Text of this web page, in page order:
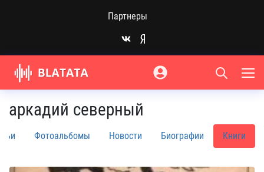
Партнеры
аркадий северный
Фотоальбомы Новости Биографии Книги